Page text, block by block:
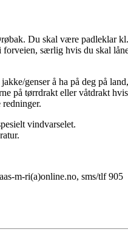
Du skal være padleklar kl.
særlig hvis du skal
genser å ha på deg på land,
på tørrdrakt eller våtdrakt hvis
vindvarselet.
m-ri(a)online.no, sms/tlf 905